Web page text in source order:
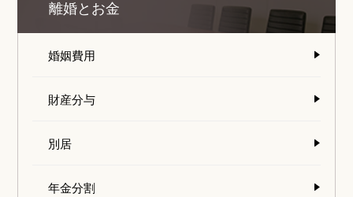
離婚とお金
婚姻費用
財産分与
別居
年金分割